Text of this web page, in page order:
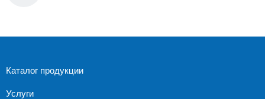
Каталог продукции
Услуги